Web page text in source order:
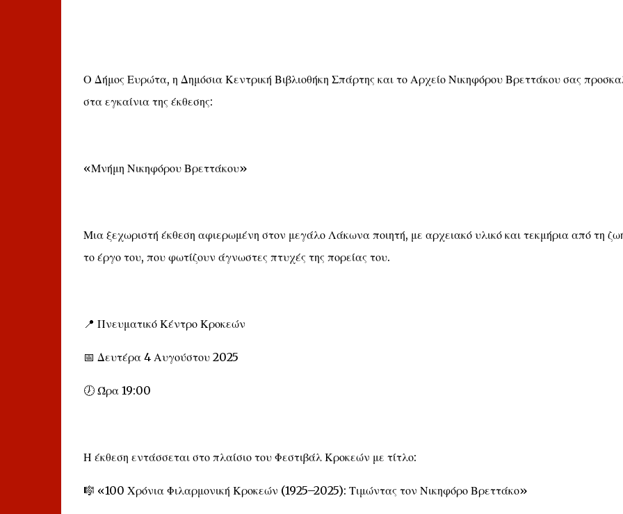
Ο Δήμος Ευρώτα, η Δημόσια Κεντρική Βιβλιοθήκη Σπάρτης και το Αρχείο Νικηφόρου Βρεττάκου σας
στα εγκαίνια της έκθεσης:
«Μνήμη Νικηφόρου Βρεττάκου»
Μια ξεχωριστή έκθεση αφιερωμένη στον μεγάλο Λάκωνα ποιητή, με αρχειακό υλικό και τεκμήρια από τη
το έργο του, που φωτίζουν άγνωστες πτυχές της πορείας του.
📍 Πνευματικό Κέντρο Κροκεών
📅 Δευτέρα 4 Αυγούστου 2025
🕖 Ώρα 19:00
Η έκθεση εντάσσεται στο πλαίσιο του Φεστιβάλ Κροκεών με τίτλο:
🎼 «100 Χρόνια Φιλαρμονική Κροκεών (1925–2025): Τιμώντας τον Νικηφόρο Βρεττάκο»